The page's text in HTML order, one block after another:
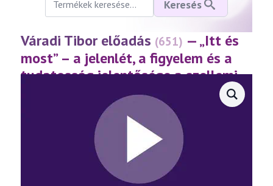
következőre:
Keresés
Váradi Tibor előadás (651) — „Itt és
most” – a jelenlét, a figyelem és a
tudatosság jelentősége a szellemi
fejlődés útján 3. rész
(2013.11.22.)